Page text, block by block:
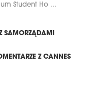
Student Ho ...
SAMORZĄDAMI
Z CANNES